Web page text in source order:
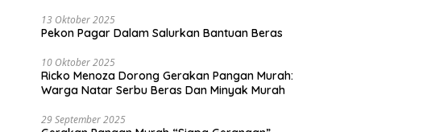
13 Oktober 2025
Pekon Pagar Dalam Salurkan Bantuan Beras
10 Oktober 2025
Ricko Menoza Dorong Gerakan Pangan Murah:
Warga Natar Serbu Beras Dan Minyak Murah
29 September 2025